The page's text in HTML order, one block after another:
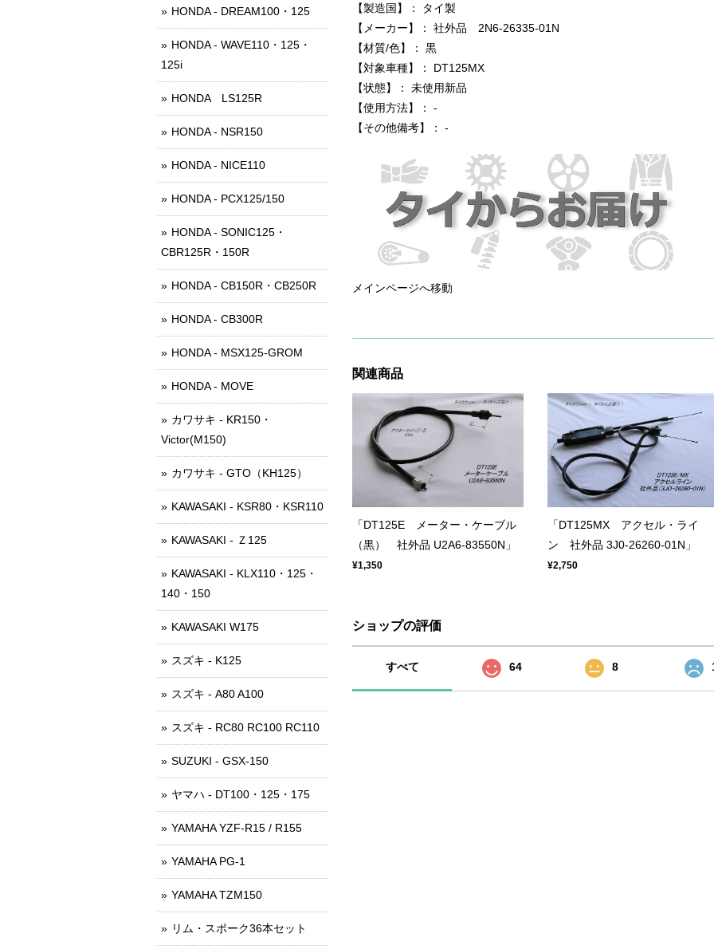
【製造国】： タイ製
【メーカー】： 社外品 2N6-26335-01N
【材質/色】： 黒
【対象車種】： DT125MX
【状態】： 未使用新品
【使用方法】： -
【その他備考】： -
メインページへ移動
関連商品
「DT125E メーター・ケーブル
（黒） 社外品 U2A6-83550N」
¥1,350
「DT125MX アクセル・ライ
ン 社外品 3J0-26260-01N」
¥2,750
ショップの評価
すべて 64 8
HONDA - DREAM100・125
HONDA - WAVE110・125・
125i
HONDA LS125R
HONDA - NSR150
HONDA - NICE110
HONDA - PCX125/150
HONDA - SONIC125・
CBR125R・150R
HONDA - CB150R・CB250R
HONDA - CB300R
HONDA - MSX125-GROM
HONDA - MOVE
カワサキ - KR150・
Victor(M150)
カワサキ - GTO（KH125）
KAWASAKI - KSR80・KSR110
KAWASAKI - Ｚ125
KAWASAKI - KLX110・125・
140・150
KAWASAKI W175
スズキ - K125
スズキ - A80 A100
スズキ - RC80 RC100 RC110
SUZUKI - GSX-150
ヤマハ - DT100・125・175
YAMAHA YZF-R15 / R155
YAMAHA PG-1
YAMAHA TZM150
リム・スポーク36本セット